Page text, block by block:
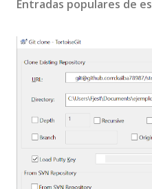
Entradas populares de